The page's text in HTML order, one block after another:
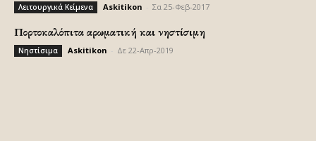
Λειτουργικά Κείμενα Askitikon Σα 25-Φεβ-2017
Πορτοκαλόπιτα αρωματική και νηστίσιμη
Νηστίσιμα Askitikon Δε 22-Απρ-2019